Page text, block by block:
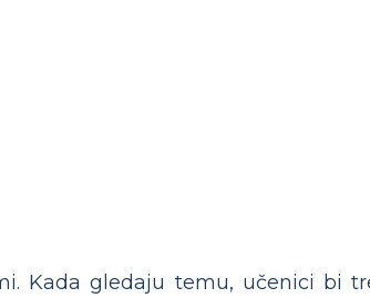
Kada gledaju temu, učenici bi